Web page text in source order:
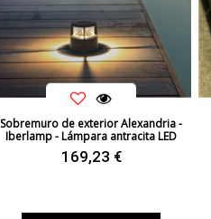
Sobremuro de exterior Alexandria -
Iberlamp - Lámpara antracita LED
169,23 €